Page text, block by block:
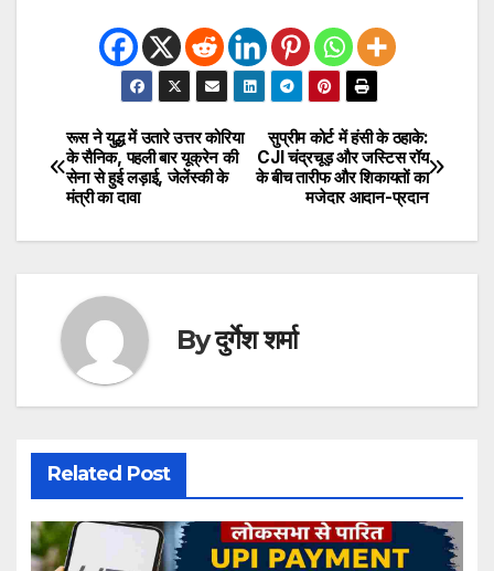
Post
navigation
सुप्रीम कोर्ट में हंसी के ठहाके:
CJI चंद्रचूड़ और जस्टिस रॉय
के बीच तारीफ और शिकायतों का
मजेदार आदान-प्रदान
रूस ने युद्ध में उतारे उत्तर कोरिया
के सैनिक, पहली बार यूक्रेन की
सेना से हुई लड़ाई, जेलेंस्की के
मंत्री का दावा
Byदुर्गेश शर्मा
Related Post